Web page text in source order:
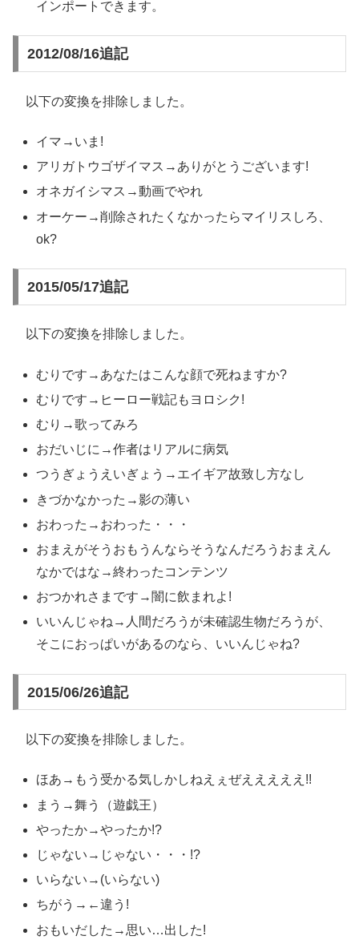
インポートできます。
2012/08/16追記
以下の変換を排除しました。
イマ→いま!
アリガトウゴザイマス→ありがとうございます!
オネガイシマス→動画でやれ
オーケー→削除されたくなかったらマイリスしろ、
ok?
2015/05/17追記
以下の変換を排除しました。
むりです→あなたはこんな顔で死ねますか?
むりです→ヒーロー戦記もヨロシク!
むり→歌ってみろ
おだいじに→作者はリアルに病気
つうぎょうえいぎょう→エイギア故致し方なし
きづかなかった→影の薄い
おわった→おわった・・・
おまえがそうおもうんならそうなんだろうおまえん
なかではな→終わったコンテンツ
おつかれさまです→闇に飲まれよ!
いいんじゃね→人間だろうが未確認生物だろうが、
そこにおっぱいがあるのなら、いいんじゃね?
2015/06/26追記
以下の変換を排除しました。
ほあ→もう受かる気しかしねえぇぜえええええ!!
まう→舞う（遊戯王）
やったか→やったか!?
じゃない→じゃない・・・!?
いらない→(いらない)
ちがう→←違う!
おもいだした→思い…出した!